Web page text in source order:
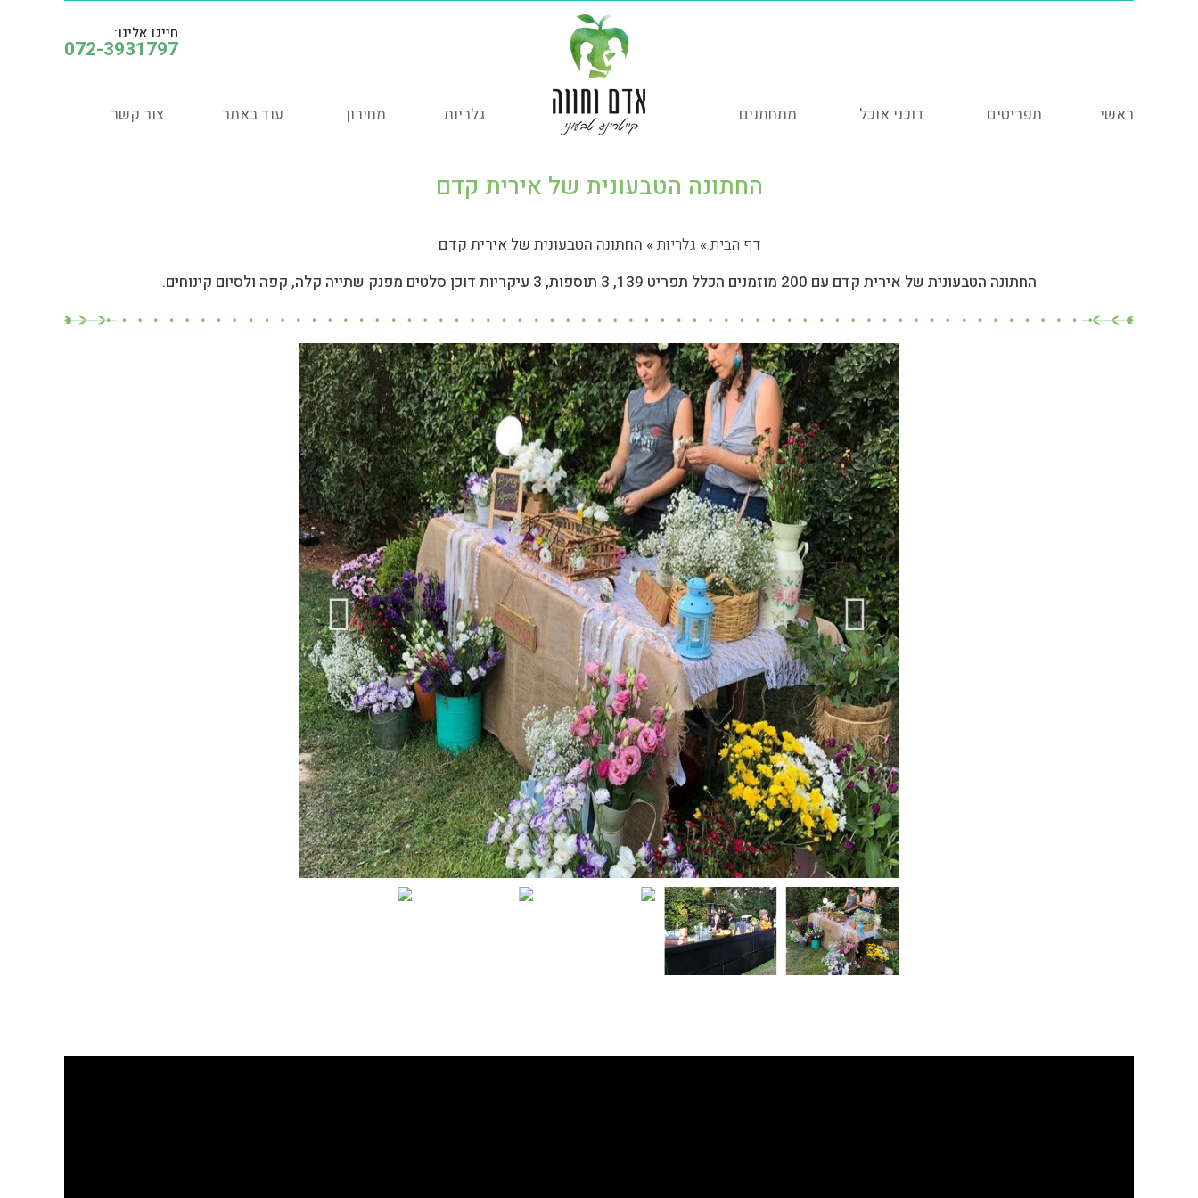
ראשי תפריטים דוכני אוכל מתחתנים גלריות מחירון עוד באתר צור קשר
חייגו אלינו:
072-3931797
החתונה הטבעונית של אירית קדם
דף הבית» גלריות» החתונה הטבעונית של אירית קדם
החתונה הטבעונית של אירית קדם עם 200 מוזמנים הכלל תפריט 139, 3 תוספות, 3 עיקריות דוכן סלטים מפנק שתייה קלה, קפה ולסיום קינוחים.